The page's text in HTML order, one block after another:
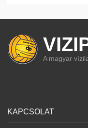
A magyar
KAPCSOLAT